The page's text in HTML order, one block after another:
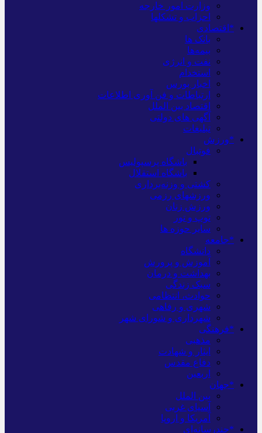
وزارت امور خارجه
احزاب و تشکلها
*اقتصادی
بانک ها
بیمه‌ها
نفت و انرژی
استخدام
اخبار بورس
ارتباطات و فن آوری اطلاعات
اقتصاد بین الملل
آگهی های دولتی
تبلیغات
*ورزش
فوتبال
باشگاه پرسپولیس
باشگاه استقلال
کشتی و وزنه‌برداری
ورزشهای رزمی
ورزش زنان
توپ و تور
سایر حوزه ها
*جامعه
دانشگاه
آموزش و پرورش
بهداشت و درمان
سبک زندگی
حوادث، انتظامی
شهری و رفاهی
شهرداری و شورای شهر
*فرهنگی
مذهبی
ایثار و شهادت
دفاع مقدس
اربعین
*جهان
بین الملل
آسیای غربی
آمریکا و اروپا
*چندرسانه‌ای